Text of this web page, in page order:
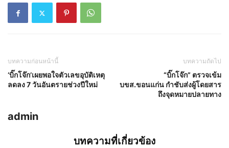
บทความก่อนหน้านี้
‘บิ๊กโจ๊ก’เผยพอใจตัวเลขอุบัติเหตุ
ลดลง 7 วันอันตรายช่วงปีใหม่
บทความถัดไป
“บิ๊กโจ๊ก” ตรวจเข้ม
บขส.ขอนแก่น กำชับส่งผู้โดยสาร
ถึงจุดหมายปลายทาง
admin
บทความที่เกี่ยวข้อง